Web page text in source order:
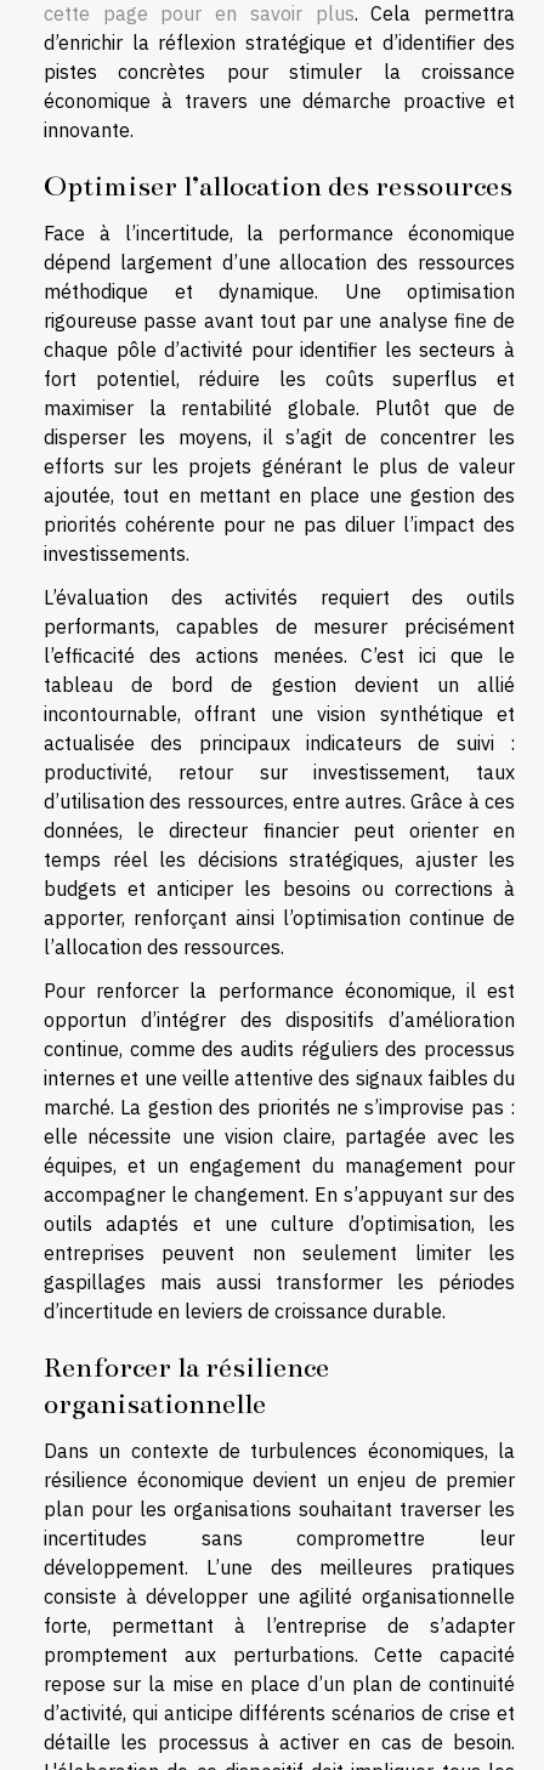
cette page pour en savoir plus. Cela permettra
d’enrichir la réflexion stratégique et d’identifier des
pistes concrètes pour stimuler la croissance
économique à travers une démarche proactive et
innovante.
Optimiser l’allocation des ressources
Face à l’incertitude, la performance économique
dépend largement d’une allocation des ressources
méthodique et dynamique. Une optimisation
rigoureuse passe avant tout par une analyse fine de
chaque pôle d’activité pour identifier les secteurs à
fort potentiel, réduire les coûts superflus et
maximiser la rentabilité globale. Plutôt que de
disperser les moyens, il s’agit de concentrer les
efforts sur les projets générant le plus de valeur
ajoutée, tout en mettant en place une gestion des
priorités cohérente pour ne pas diluer l’impact des
investissements.
L’évaluation des activités requiert des outils
performants, capables de mesurer précisément
l’efficacité des actions menées. C’est ici que le
tableau de bord de gestion devient un allié
incontournable, offrant une vision synthétique et
actualisée des principaux indicateurs de suivi :
productivité, retour sur investissement, taux
d’utilisation des ressources, entre autres. Grâce à ces
données, le directeur financier peut orienter en
temps réel les décisions stratégiques, ajuster les
budgets et anticiper les besoins ou corrections à
apporter, renforçant ainsi l’optimisation continue de
l’allocation des ressources.
Pour renforcer la performance économique, il est
opportun d’intégrer des dispositifs d’amélioration
continue, comme des audits réguliers des processus
internes et une veille attentive des signaux faibles du
marché. La gestion des priorités ne s’improvise pas :
elle nécessite une vision claire, partagée avec les
équipes, et un engagement du management pour
accompagner le changement. En s’appuyant sur des
outils adaptés et une culture d’optimisation, les
entreprises peuvent non seulement limiter les
gaspillages mais aussi transformer les périodes
d’incertitude en leviers de croissance durable.
Renforcer la résilience
organisationnelle
Dans un contexte de turbulences économiques, la
résilience économique devient un enjeu de premier
plan pour les organisations souhaitant traverser les
incertitudes sans compromettre leur
développement. L’une des meilleures pratiques
consiste à développer une agilité organisationnelle
forte, permettant à l’entreprise de s’adapter
promptement aux perturbations. Cette capacité
repose sur la mise en place d’un plan de continuité
d’activité, qui anticipe différents scénarios de crise et
détaille les processus à activer en cas de besoin.